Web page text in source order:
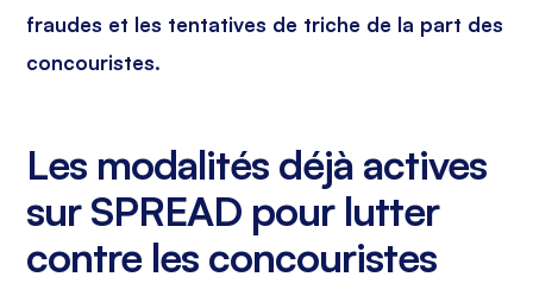
fraudes et les tentatives de triche de la part des
concouristes.
Les modalités déjà actives
sur SPREAD pour lutter
contre les concouristes